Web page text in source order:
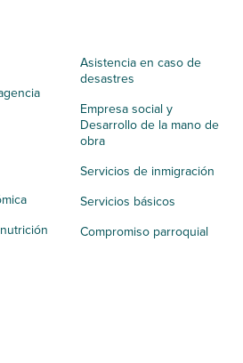
Asistencia en caso de
desastres
Empresa social y
Desarrollo de la mano de
obra
Servicios de inmigración
Servicios básicos
Compromiso parroquial